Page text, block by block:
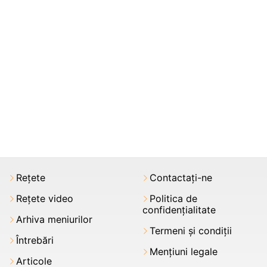
Rețete
Rețete video
Arhiva meniurilor
Întrebări
Articole
Contactați-ne
Politica de
confidențialitate
Termeni şi condiții
Mențiuni legale